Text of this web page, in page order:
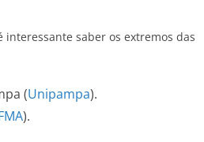
saber os extremos das
(Unipampa).
).